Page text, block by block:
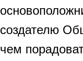
создателю
чем